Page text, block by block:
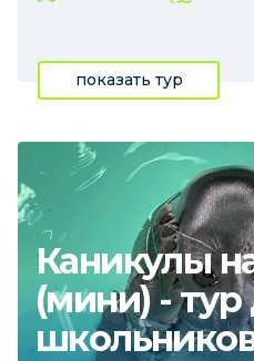
показать тур
Каникулы
(мини) - тур